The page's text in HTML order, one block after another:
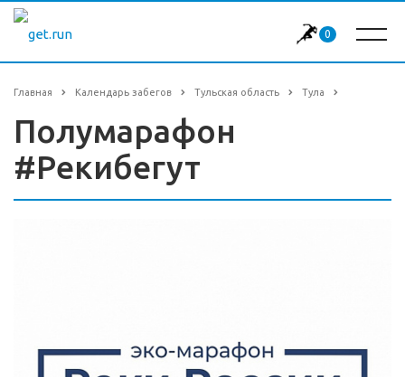
0
Главная Календарь забегов Тульская область Тула
Полумарафон
#Рекибегут